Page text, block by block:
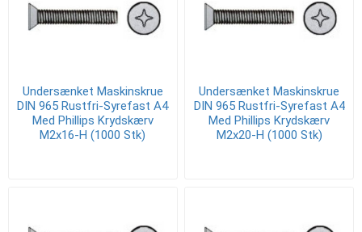
Undersænket Maskinskrue
DIN 965 Rustfri-Syrefast A4
Med Phillips Krydskærv
M2x16-H (1000 Stk)
Undersænket Maskinskrue
DIN 965 Rustfri-Syrefast A4
Med Phillips Krydskærv
M2x20-H (1000 Stk)